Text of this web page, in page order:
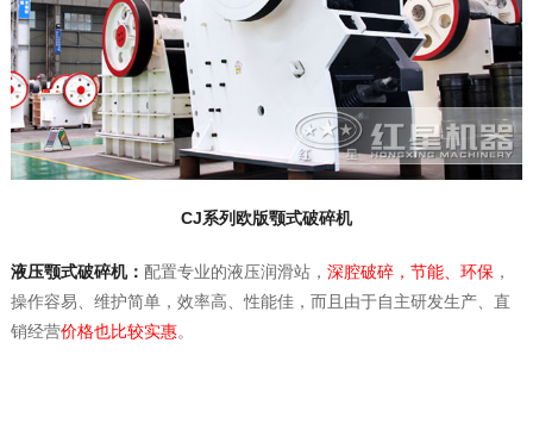
CJ系列欧版颚式破碎机
液压颚式破碎机： 配置专业的液压润滑站， 深腔破碎，节能、环保，
操作容易、维护简单，效率高、性能佳，而且由于自主研发生产、直
销经营价格也比较实惠。